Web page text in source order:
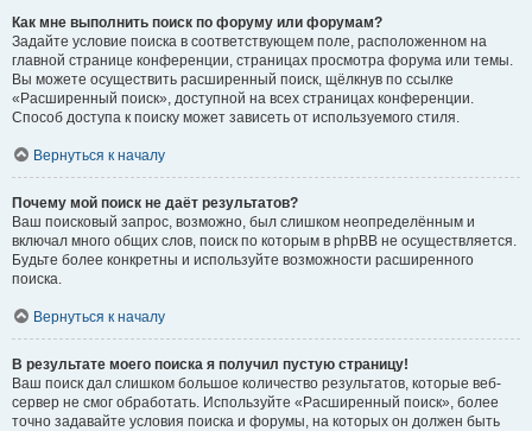
Как мне выполнить поиск по форуму или форумам?
Задайте условие поиска в соответствующем поле, расположенном на
главной странице конференции, страницах просмотра форума или темы.
Вы можете осуществить расширенный поиск, щёлкнув по ссылке
«Расширенный поиск», доступной на всех страницах конференции.
Способ доступа к поиску может зависеть от используемого стиля.
Вернуться к началу
Почему мой поиск не даёт результатов?
Ваш поисковый запрос, возможно, был слишком неопределённым и
включал много общих слов, поиск по которым в phpBB не осуществляется.
Будьте более конкретны и используйте возможности расширенного
поиска.
Вернуться к началу
В результате моего поиска я получил пустую страницу!
Ваш поиск дал слишком большое количество результатов, которые веб-
сервер не смог обработать. Используйте «Расширенный поиск», более
точно задавайте условия поиска и форумы, на которых он должен быть